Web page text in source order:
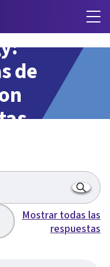
de
Mostrar todas las
respuestas